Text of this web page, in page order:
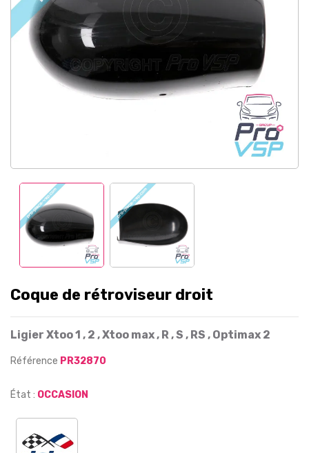
Coque de rétroviseur droit
Ligier Xtoo 1 , 2 , Xtoo max , R , S , RS , Optimax 2
Référence PR32870
État : OCCASION